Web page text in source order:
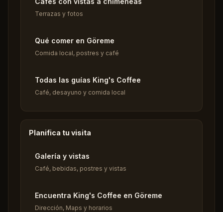
Terrazas y fotos
Qué comer en Göreme
Comida local, postres y café
Todas las guías King's Coffee
Café, desayuno y comida local
Planifica tu visita
Galería y vistas
Café, bebidas, postres y vistas
Encuentra King's Coffee en Göreme
Dirección, Maps y horarios